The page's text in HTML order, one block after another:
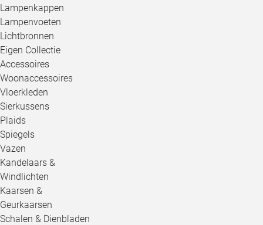
Lampenkappen
Lampenvoeten
Lichtbronnen
Eigen Collectie
Accessoires
Woonaccessoires
Vloerkleden
Sierkussens
Plaids
Spiegels
Vazen
Kandelaars &
Windlichten
Kaarsen &
Geurkaarsen
Schalen & Dienbladen